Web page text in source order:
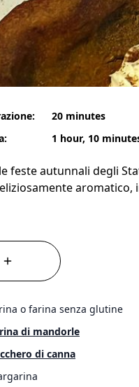
20 minutes
1 hour, 10
feste autunnali degli
aromatico,
o farina senza glutine
di mandorle
di canna